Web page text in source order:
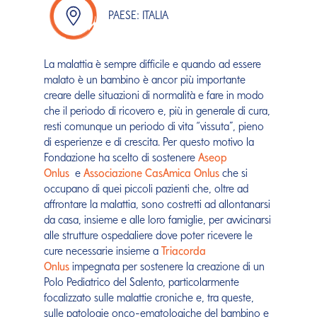
PAESE: ITALIA
La malattia è sempre difficile e quando ad essere
malato è un bambino è ancor più importante
creare delle situazioni di normalità e fare in modo
che il periodo di ricovero e, più in generale di cura,
resti comunque un periodo di vita “vissuta”, pieno
di esperienze e di crescita. Per questo motivo la
Fondazione ha scelto di sostenere Aseop
Onlus e Associazione CasAmica Onlus che si
occupano di quei piccoli pazienti che, oltre ad
affrontare la malattia, sono costretti ad allontanarsi
da casa, insieme e alle loro famiglie, per avvicinarsi
alle strutture ospedaliere dove poter ricevere le
cure necessarie insieme a Triacorda
Onlus impegnata per sostenere la creazione di un
Polo Pediatrico del Salento, particolarmente
focalizzato sulle malattie croniche e, tra queste,
sulle patologie onco-ematologiche del bambino e